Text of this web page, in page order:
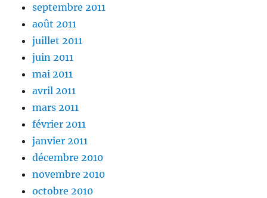
septembre 2011
août 2011
juillet 2011
juin 2011
mai 2011
avril 2011
mars 2011
février 2011
janvier 2011
décembre 2010
novembre 2010
octobre 2010